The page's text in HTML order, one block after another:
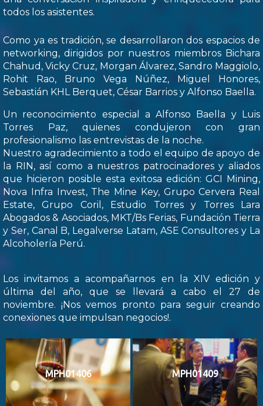
todos los asistentes.
Como ya es tradición, se desarrollaron dos espacios de
networking, dirigidos por nuestros miembros Bichara
Chahud, Vicky Cruz, Morgan Álvarez, Sandro Maggiolo,
Rohit Rao, Bruno Vega Núñez, Miguel Honores,
Sebastián KHL Berquet, César Barrios y Alfonso Baella.
Un reconocimiento especial a Alfonso Baella y Luis
Torres Paz, quienes condujeron con gran
profesionalismo las entrevistas de la noche.
Nuestro agradecimiento a todo el equipo de apoyo de
la RIN, así como a nuestros patrocinadores y aliados
que hicieron posible esta exitosa edición: GCI Mining,
Nova Infra Invest, The Mine Key, Grupo Cervera Real
Estate, Grupo Coril, Estudio Torres y Torres Lara
Abogados & Asociados, MKT/Bs Ferias, Fundación Tierra
y Ser, Canal B, Legalverse Latam, ASE Consultores y La
Alcoholería Perú.
Los invitamos a acompañarnos en la XIV edición y
última del año, que se llevará a cabo el 27 de
noviembre. ¡Nos vemos pronto para seguir creando
conexiones que impulsan negocios!.
MPH01406 MPH01409